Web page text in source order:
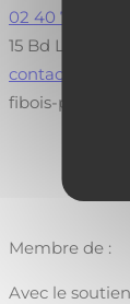
02 40 73 73 30
15 Bd Léon
fibois-
Membre de :
Avec le